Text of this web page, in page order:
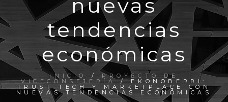
nuevas
tendencias
económicas
INICIO / PROYECTO DE
VICECONSEJERÍA/ EKONOBERRI:
TRUST-TECH Y MARKETPLACE CON
NUEVAS TENDENCIAS ECONÓMICAS